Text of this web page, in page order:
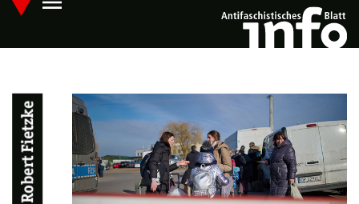
Skip
main
Hauptmenü öffnen
Robert Fietzke